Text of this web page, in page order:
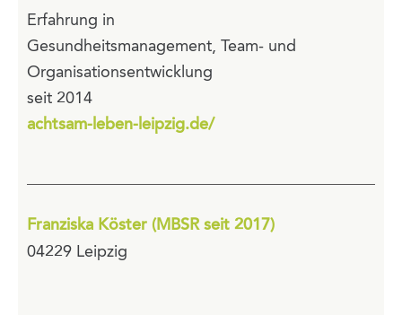
Erfahrung in
Gesundheitsmanagement, Team- und
Organisationsentwicklung
seit 2014
achtsam-leben-leipzig.de/
Franziska Köster (MBSR seit 2017)
04229 Leipzig